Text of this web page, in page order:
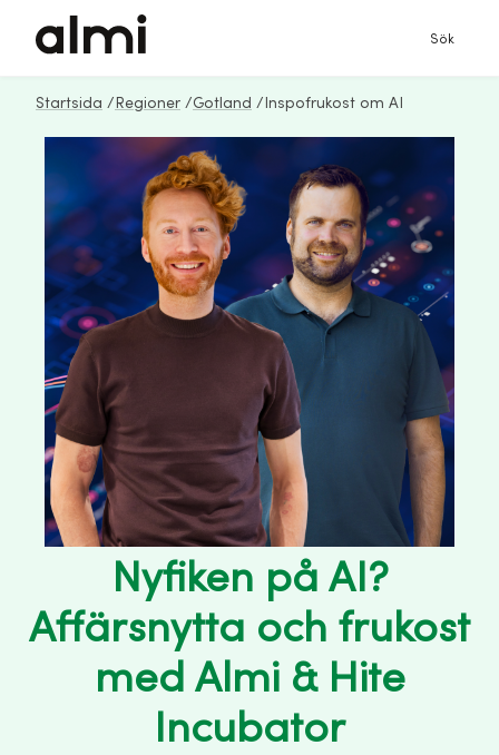
Sök
Startsida / Regioner /Gotland / Inspofrukost om AI
Nyfiken på AI?
Affärsnytta och frukost
med Almi & Hite
Incubator